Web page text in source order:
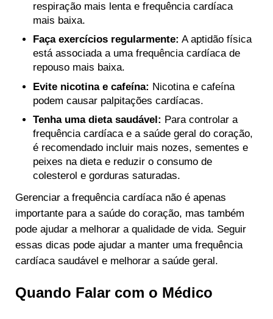
respiração mais lenta e frequência cardíaca
mais baixa.
Faça exercícios regularmente: A aptidão física
está associada a uma frequência cardíaca de
repouso mais baixa.
Evite nicotina e cafeína: Nicotina e cafeína
podem causar palpitações cardíacas.
Tenha uma dieta saudável: Para controlar a
frequência cardíaca e a saúde geral do coração,
é recomendado incluir mais nozes, sementes e
peixes na dieta e reduzir o consumo de
colesterol e gorduras saturadas.
Gerenciar a frequência cardíaca não é apenas
importante para a saúde do coração, mas também
pode ajudar a melhorar a qualidade de vida. Seguir
essas dicas pode ajudar a manter uma frequência
cardíaca saudável e melhorar a saúde geral.
Quando Falar com o Médico